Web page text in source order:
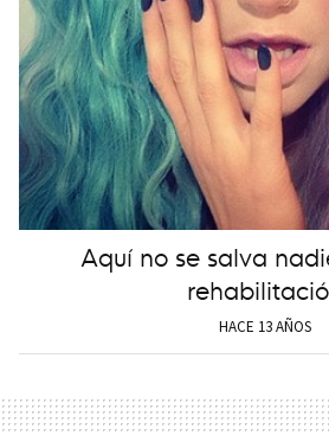
Aquí no se salva
HACE 13 AÑOS